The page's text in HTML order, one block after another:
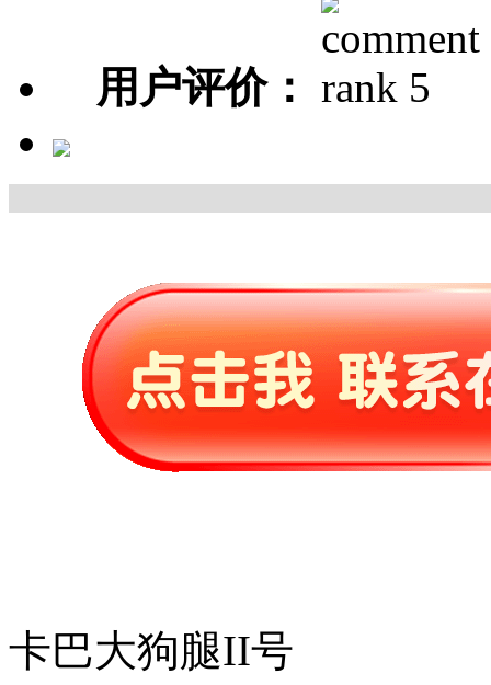
用户评价：
卡巴大狗腿II号